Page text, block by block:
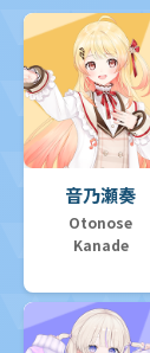
音乃瀬奏
Otonose
Kanade